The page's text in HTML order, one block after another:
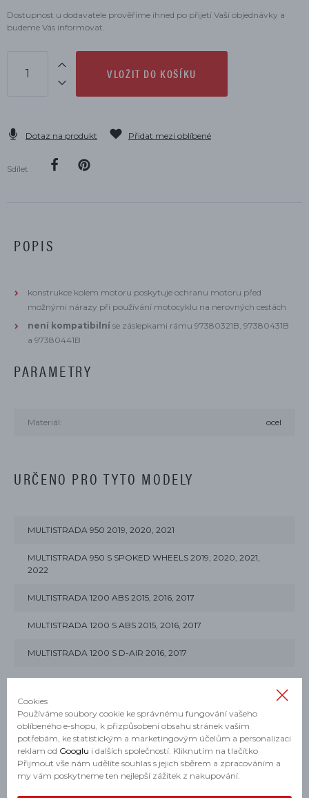
Dostupnost u dodavatele prověříme ihned po přijetí Vaší objednávky a
budeme Vás informovat.
VLOŽIT DO KOŠÍKU
Dotaz na produkt Přidat mezi oblíbené
Sdílet
POPIS
konstrukce kolem motoru poskytuje ochranu motoru před
možnými nárazy při používání motocyklu na nerovných cestách
není kompatibilní se záslepkami rámu 97380321B, 97380431B
a 97380441B
PARAMETRY
Materiál: ocel
URČENO PRO TYTO MODELY
MULTISTRADA 950 2019, 2020, 2021
MULTISTRADA 950 S SPOKED WHEELS 2019, 2020, 2021,
2022
MULTISTRADA 1200 ABS 2015, 2016, 2017
MULTISTRADA 1200 S ABS 2015, 2016, 2017
MULTISTRADA 1200 S D-AIR 2016, 2017
MULTISTRADA 1200 S PIKES PEAK 2016, 2017
MULTISTRADA 1260 ABS 2018, 2019, 2020
MULTISTRADA 1260 S ABS 2018, 2019, 2020
MULTISTRADA 1260 S GRAND TOUR 2020
Cookies
Používáme soubory cookie ke správnému fungování vašeho
oblíbeného e-shopu, k přizpůsobení obsahu stránek vašim
potřebám, ke statistickým a marketingovým účelům a personalizaci
reklam od Googlu i dalších společností. Kliknutím na tlačítko
Přijmout vše nám udělíte souhlas s jejich sběrem a zpracováním a
my vám poskytneme ten nejlepší zážitek z nakupování.